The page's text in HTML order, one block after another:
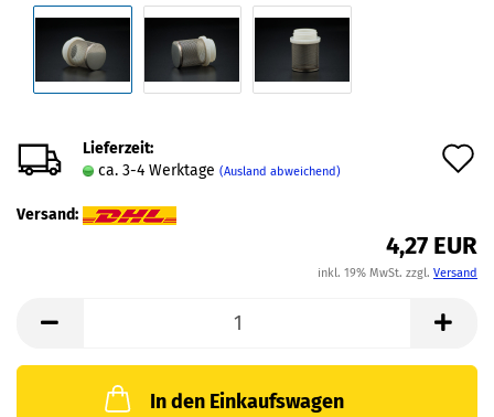
Lieferzeit:
ca. 3-4 Werktage (Ausland abweichend)
Versand:
4,27 EUR
inkl. 19% MwSt. zzgl. Versand
In den Einkaufswagen